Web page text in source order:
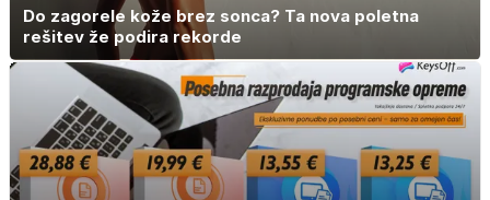
Do zagorele kože brez sonca? Ta nova poletna
rešitev že podira rekorde